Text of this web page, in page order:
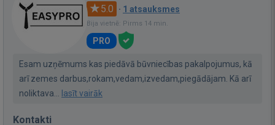
5.0 · 1 atsauksmes
Bija vietnē: Pirms 14 min.
PRO
Esam uzņēmums kas piedāvā būvniecības pakalpojumus, kā
arī zemes darbus,rokam,vedam,izvedam,piegādājam. Kā arī
noliktava...
lasīt vairāk
Kontakti